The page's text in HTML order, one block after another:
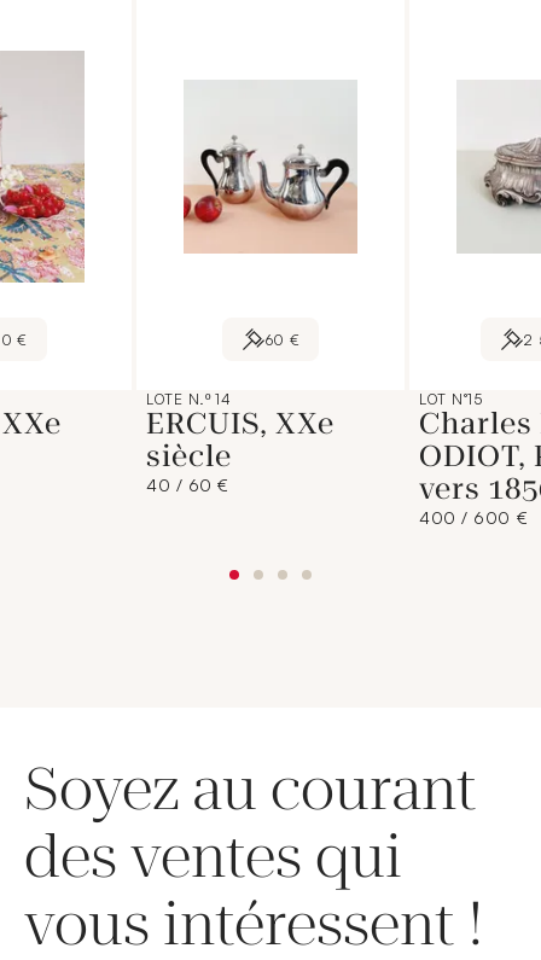
€ 60 €
LOTE N.º 14
ERCUIS, XXe
siècle
40 / 60 €
2
LOT N°15
ODIOT,
vers
400 / 600 €
Soyez au courant
des ventes qui
vous intéressent !